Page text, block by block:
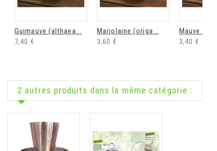
Guimauve (althaea...
7,40 €
Marjolaine (origa...
3,60 €
Mauve
3,40 €
2 autres produits dans la même catégorie :